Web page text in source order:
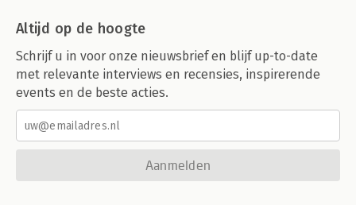
Altijd op de hoogte
Schrijf u in voor onze nieuwsbrief en blijf up-to-date
met relevante interviews en recensies, inspirerende
events en de beste acties.
Aanmelden